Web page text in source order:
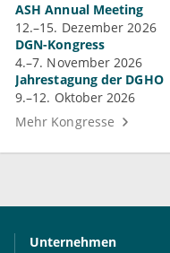
ASH Annual Meeting
12.–15. Dezember 2026
DGN-Kongress
4.–7. November 2026
Jahrestagung der DGHO
9.–12. Oktober 2026
Mehr Kongresse
Unternehmen